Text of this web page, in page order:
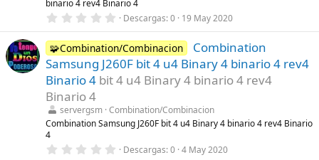
(
s
binario 4 rev4 Binario 4
0
0
0
e
s
t
r
l
l
a
s
Descargas 0 19 May 2020
🧩Combination/Combinacion
Combination
Samsung J260F bit 4 u4 Binary 4 binario 4 rev4
Binario 4 bit 4 u4 Binary 4 binario 4 rev4
Binario 4
servergsm Combination/Combinacion
Combination Samsung J260F bit 4 u4 Binary 4 binario 4 rev4 Binario
4
0 Descargas 0 4 May 2020